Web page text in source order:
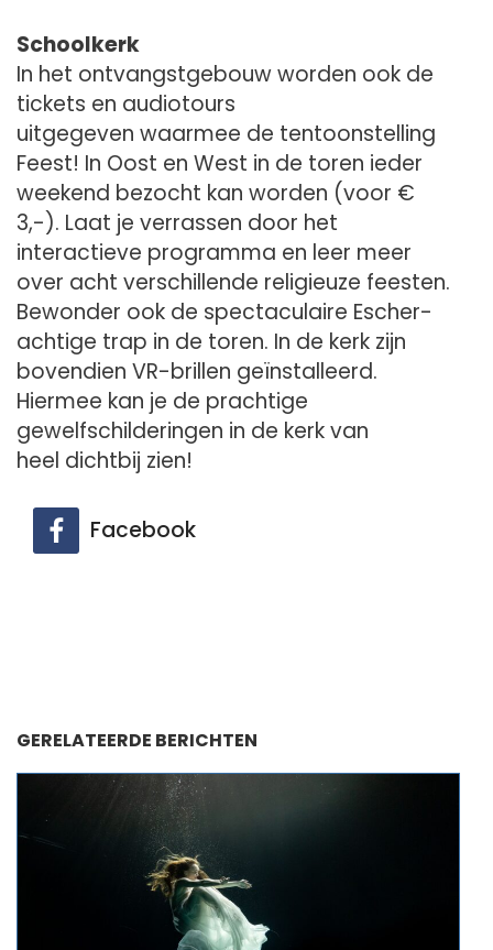
Schoolkerk
In het ontvangstgebouw worden ook de
tickets en audiotours
uitgegeven waarmee de tentoonstelling
Feest! In Oost en West in de toren ieder
weekend bezocht kan worden (voor €
3,-). Laat je verrassen door het
interactieve programma en leer meer
over acht verschillende religieuze feesten.
Bewonder ook de spectaculaire Escher-
achtige trap in de toren. In de kerk zijn
bovendien VR-brillen geïnstalleerd.
Hiermee kan je de prachtige
gewelfschilderingen in de kerk van
heel dichtbij zien!
Facebook
GERELATEERDE BERICHTEN